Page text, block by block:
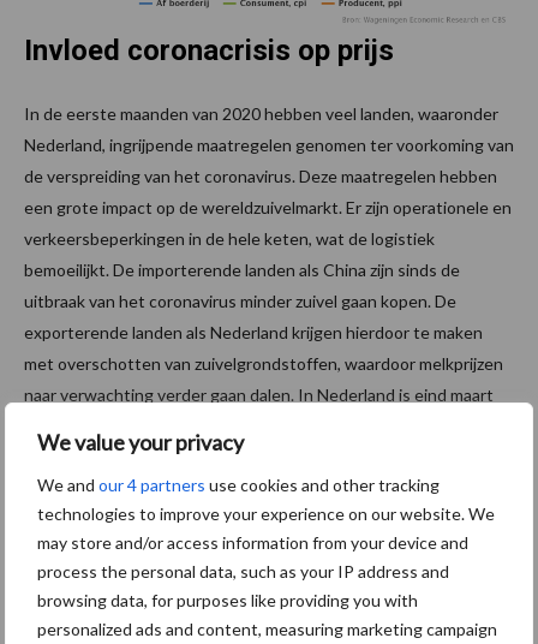
We value your privacy
We and our 4 partners use cookies and other tracking
technologies to improve your experience on our website. We
may store and/or access information from your device and
process the personal data, such as your IP address and
browsing data, for purposes like providing you with
personalized ads and content, measuring marketing campaign
Invloed coronacrisis op prijs
In de eerste maanden van 2020 hebben veel landen, waaronder
Nederland, ingrijpende maatregelen genomen ter voorkoming van
de verspreiding van het coronavirus. Deze maatregelen hebben
een grote impact op de wereldzuivelmarkt. Er zijn operationele en
verkeersbeperkingen in de hele keten, wat de logistiek
bemoeilijkt. De importerende landen als China zijn sinds de
uitbraak van het coronavirus minder zuivel gaan kopen. De
exporterende landen als Nederland krijgen hierdoor te maken
met overschotten van zuivelgrondstoffen, waardoor melkprijzen
naar verwachting verder gaan dalen. In Nederland is eind maart
Tegelijkertijd is er een hogere afzet via de retail. Inmiddels
hebben sommige landen een aantal beperkende maatregelen
teruggedraaid, maar de marktsituatie van vóór de coronacrisis is
vooralsnog niet teruggekeerd.
De coronacrisis brak uit in de periode dat de wereldzuivelmarkt
relatief gunstig leek te zijn voor de zuivelproducerende landen.